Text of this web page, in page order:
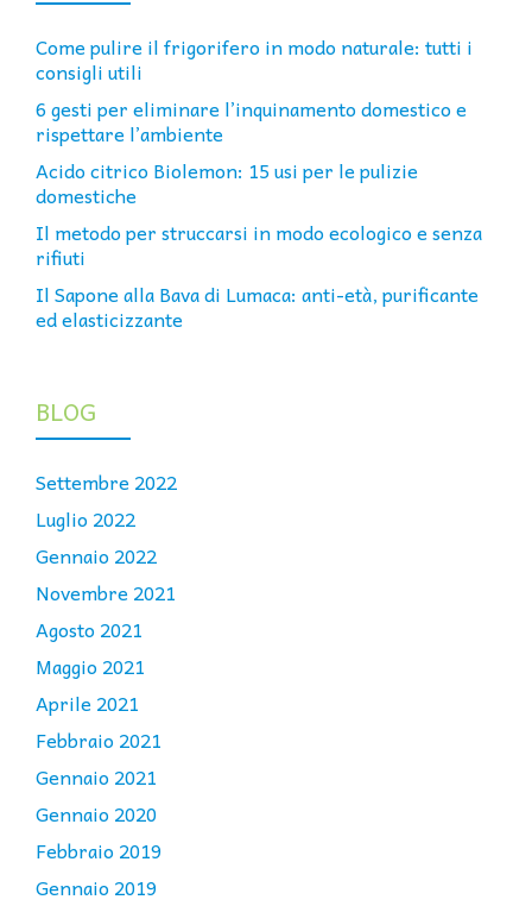
Come pulire il frigorifero in modo naturale: tutti i
consigli utili
6 gesti per eliminare l’inquinamento domestico e
rispettare l’ambiente
Acido citrico Biolemon: 15 usi per le pulizie
domestiche
Il metodo per struccarsi in modo ecologico e senza
rifiuti
Il Sapone alla Bava di Lumaca: anti-età, purificante
ed elasticizzante
BLOG
Settembre 2022
Luglio 2022
Gennaio 2022
Novembre 2021
Agosto 2021
Maggio 2021
Aprile 2021
Febbraio 2021
Gennaio 2021
Gennaio 2020
Febbraio 2019
Gennaio 2019